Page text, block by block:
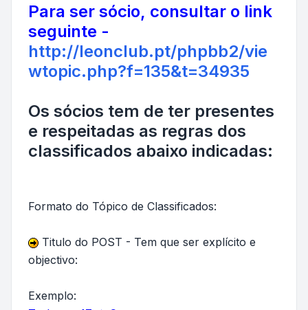
Para ser sócio, consultar o link
seguinte -
http://leonclub.pt/phpbb2/vie
wtopic.php?f=135&t=34935
Os sócios tem de ter presentes
e respeitadas as regras dos
classificados abaixo indicadas:
Formato do Tópico de Classificados:
Titulo do POST - Tem que ser explícito e
objectivo:
Exemplo: